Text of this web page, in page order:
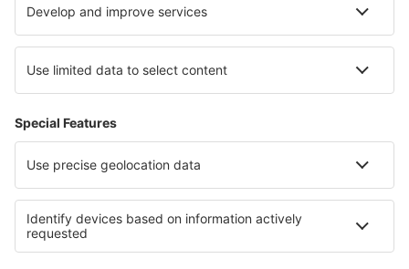
Ubytování in Aguascalientes
Ubytování v La Guajira